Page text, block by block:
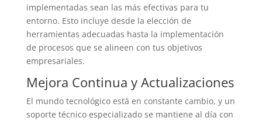
implementadas sean las más efectivas para tu
entorno. Esto incluye desde la elección de
herramientas adecuadas hasta la implementación
de procesos que se alineen con tus objetivos
empresariales.
Mejora Continua y Actualizaciones
El mundo tecnológico está en constante cambio, y un
soporte técnico especializado se mantiene al día con